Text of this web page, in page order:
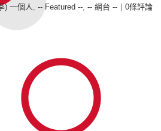
) 一個人, -- Featured --, -- 網台 -- 0條評論